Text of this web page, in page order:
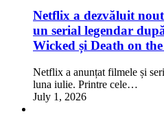
Netflix a dezvăluit
un serial legendar
Wicked și Death on
Netflix a anunțat filmele și
luna iulie. Printre cele…
July 1, 2026